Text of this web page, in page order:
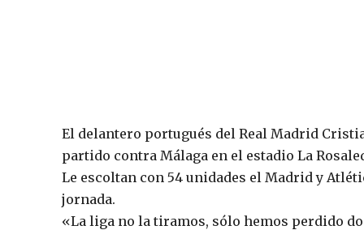
El delantero portugués del Real Madrid
partido contra Málaga en el estadio La
Le escoltan con 54 unidades el Madrid y
jornada.
«La liga no la tiramos, sólo hemos perdido